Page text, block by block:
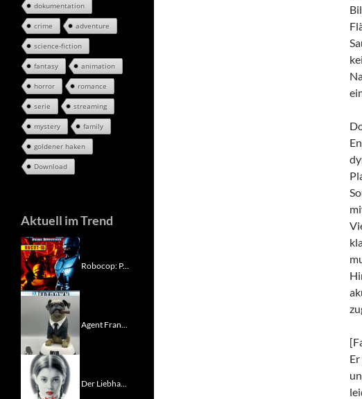
dokumentation
crime adventure
science-fiction
fantasy animation
horror romance
serie streaming
mystery family
goldener haken
Download
Aktuell im Trend
Robocop: P...
Agent Fran...
Der Liebha...